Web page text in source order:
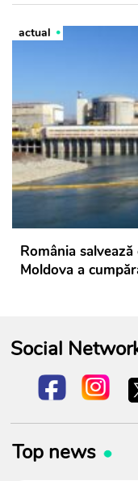
actual
România
Moldova a
Social
Top news